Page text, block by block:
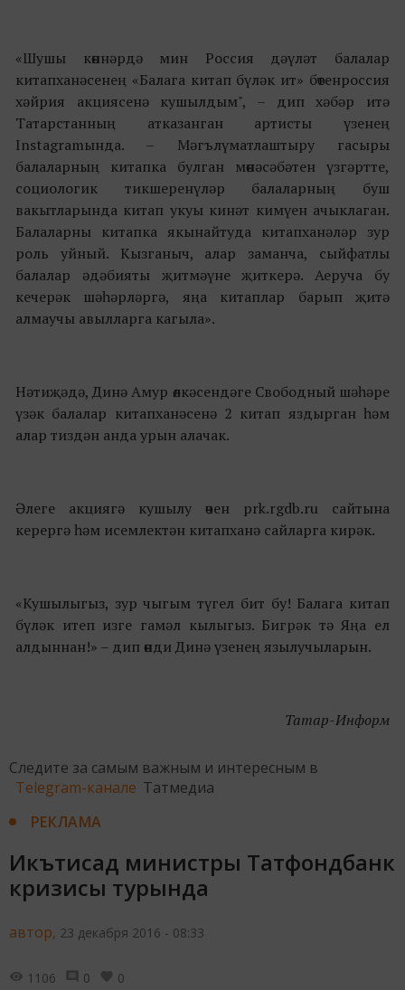
«Шушы көннәрдә мин Россия дәүләт балалар
китапханәсенең «Балага китап бүләк ит» бөтенроссия
хәйрия акциясенә кушылдым", – дип хәбәр итә
Татарстанның атказанган артисты үзенең
Instagramында. – Мәгълүматлаштыру гасыры
балаларның китапка булган мөнәсәбәтен үзгәртте,
социологик тикшеренүләр балаларның буш
вакытларында китап укуы кинәт кимүен ачыклаган.
Балаларны китапка якынайтуда китапханәләр зур
роль уйный. Кызганыч, алар заманча, сыйфатлы
балалар әдәбияты җитмәүне җиткерә. Аеруча бу
кечерәк шәһәрләргә, яңа китаплар барып җитә
алмаучы авылларга кагыла».
Нәтиҗәдә, Динә Амур өлкәсендәге Свободный шәһәре
үзәк балалар китапханәсенә 2 китап яздырган һәм
алар тиздән анда урын алачак.
Әлеге акциягә кушылу өчен prk.rgdb.ru сайтына
керергә һәм исемлектән китапханә сайларга кирәк.
«Кушылыгыз, зур чыгым түгел бит бу! Балага китап
бүләк итеп изге гамәл кылыгыз. Бигрәк тә Яңа ел
алдыннан!» – дип өнди Динә үзенең язылучыларын.
Татар-Информ
Следите за самым важным и интересным в
Telegram-канале Татмедиа
РЕКЛАМА
Икътисад министры Татфондбанк
кризисы турында
автор, 23 декабря 2016 - 08:33
1106 0 0